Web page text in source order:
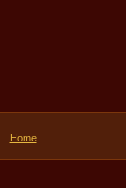
Home